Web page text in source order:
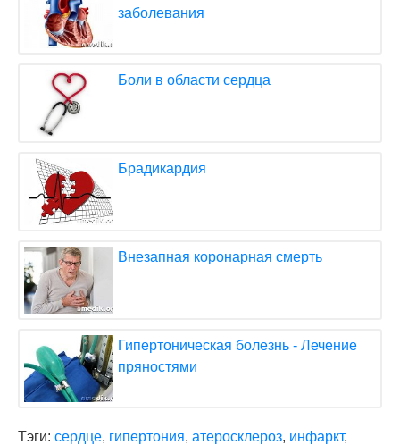
заболевания
Боли в области сердца
Брадикардия
Внезапная коронарная смерть
Гипертоническая болезнь - Лечение
пряностями
Тэги: сердце, гипертония, атеросклероз, инфаркт,